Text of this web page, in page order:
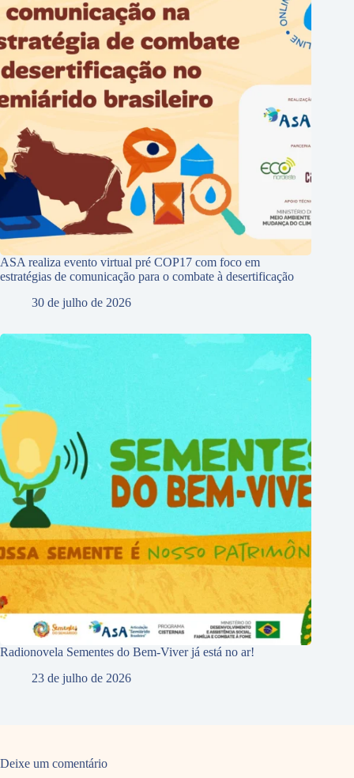
ASA realiza evento virtual pré COP17 com foco em
estratégias de comunicação para o combate à desertificação
30 de julho de 2026
Radionovela Sementes do Bem-Viver já está no ar!
23 de julho de 2026
Deixe um comentário